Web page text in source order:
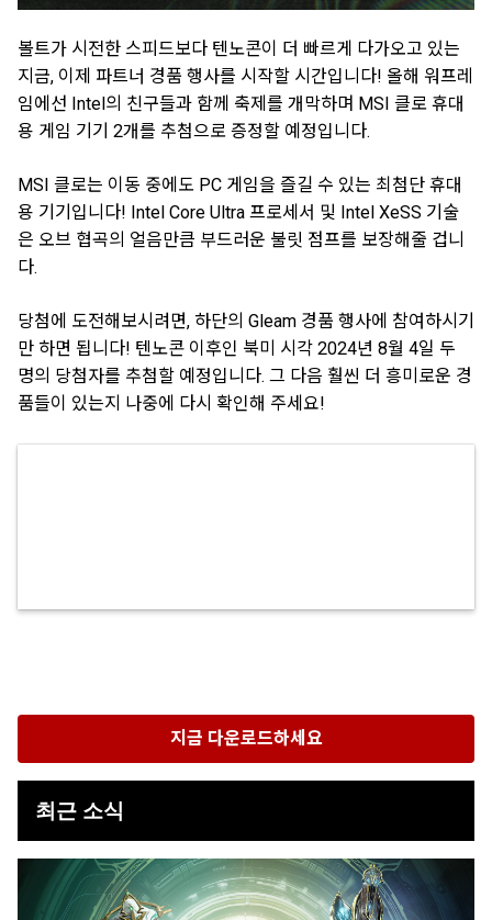
볼트가 시전한 스피드보다 텐노콘이 더 빠르게 다가오고 있는
지금, 이제 파트너 경품 행사를 시작할 시간입니다! 올해 워프레
임에선 Intel의 친구들과 함께 축제를 개막하며 MSI 클로 휴대
용 게임 기기 2개를 추첨으로 증정할 예정입니다.
MSI 클로는 이동 중에도 PC 게임을 즐길 수 있는 최첨단 휴대
용 기기입니다! Intel Core Ultra 프로세서 및 Intel XeSS 기술
은 오브 협곡의 얼음만큼 부드러운 불릿 점프를 보장해줄 겁니
다.
당첨에 도전해보시려면, 하단의 Gleam 경품 행사에 참여하시기
만 하면 됩니다! 텐노콘 이후인 북미 시각 2024년 8월 4일 두
명의 당첨자를 추첨할 예정입니다. 그 다음 훨씬 더 흥미로운 경
품들이 있는지 나중에 다시 확인해 주세요!
지금 다운로드하세요
최근 소식